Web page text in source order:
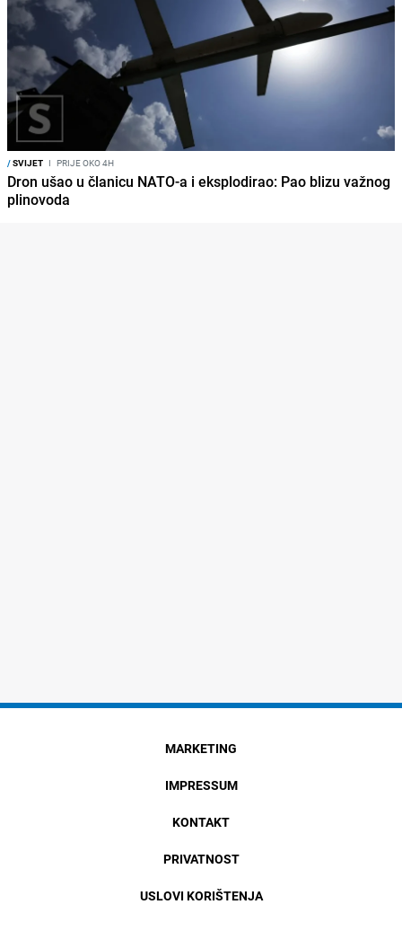
/SVIJET I PRIJE OKO 4H
Dron ušao u članicu NATO-a i eksplodirao: Pao blizu važnog
plinovoda
MARKETING
IMPRESSUM
KONTAKT
PRIVATNOST
USLOVI KORIŠTENJA